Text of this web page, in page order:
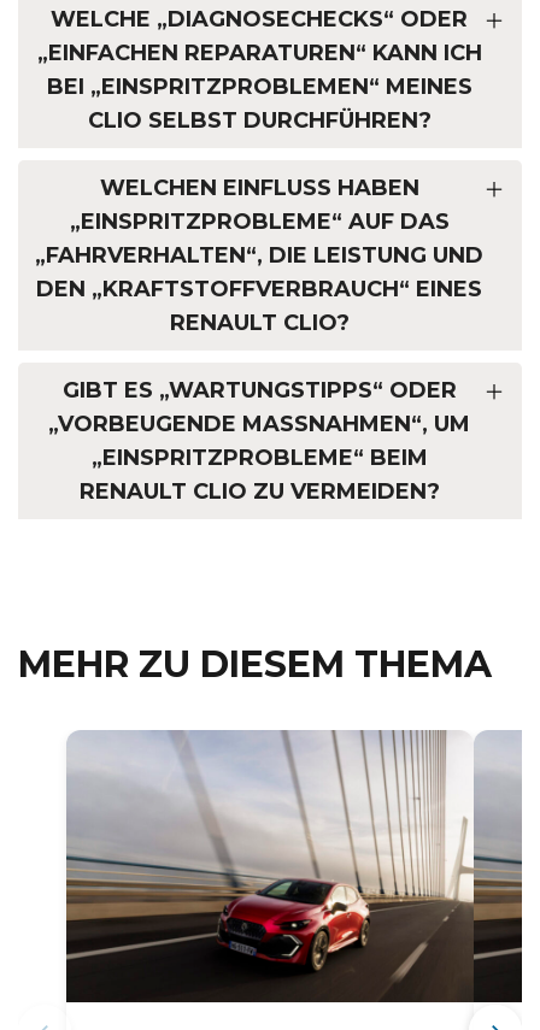
WELCHE „DIAGNOSECHECKS“ ODER
„EINFACHEN REPARATUREN“ KANN ICH
BEI „EINSPRITZPROBLEMEN“ MEINES
CLIO SELBST DURCHFÜHREN?
WELCHEN EINFLUSS HABEN
„EINSPRITZPROBLEME“ AUF DAS
„FAHRVERHALTEN“, DIE LEISTUNG UND
DEN „KRAFTSTOFFVERBRAUCH“ EINES
RENAULT CLIO?
GIBT ES „WARTUNGSTIPPS“ ODER
„VORBEUGENDE MASSNAHMEN“, UM „
EINSPRITZPROBLEME“ BEIM R
ENAULT CLIO ZU VERMEIDEN?
MEHR ZU DIESEM THEMA